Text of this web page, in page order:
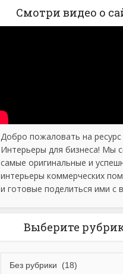
Смотри видео о
Добро пожаловать на ресурс
Интерьеры для бизнеса! Мы
самые оригинальные и
интерьеры коммерческих
и готовые поделиться ими с
Выберите